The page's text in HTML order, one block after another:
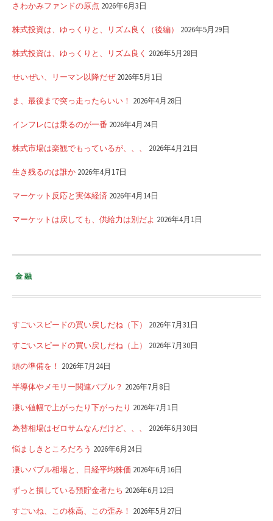
さわかみファンドの原点 2026年6月3日
株式投資は、ゆっくりと、リズム良く（後編） 2026年5月29日
株式投資は、ゆっくりと、リズム良く 2026年5月28日
せいぜい、リーマン以降だぜ2026年5月1日
ま、最後まで突っ走ったらいい！ 2026年4月28日
インフレには乗るのが一番 2026年4月24日
株式市場は楽観でもっているが、、、 2026年4月21日
生き残るのは誰か 2026年4月17日
マーケット反応と実体経済 2026年4月14日
マーケットは戻しても、供給力は別だよ 2026年4月1日
金融
すごいスピードの買い戻しだね（下） 2026年7月31日
すごいスピードの買い戻しだね（上） 2026年7月30日
頭の準備を！ 2026年7月24日
半導体やメモリー関連バブル？ 2026年7月8日
凄い値幅で上がったり下がったり 2026年7月1日
為替相場はゼロサムなんだけど、、、 2026年6月30日
悩ましきところだろう 2026年6月24日
凄いバブル相場と、日経平均株価 2026年6月16日
ずっと損している預貯金者たち 2026年6月12日
すごいね、この株高、この歪み！ 2026年5月27日